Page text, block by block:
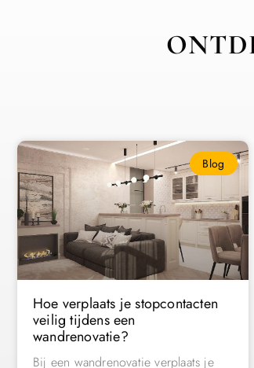
Blog
Hoe verplaats je stopcontacten
veilig tijdens een
wandrenovatie?
Bij een wandrenovatie verplaats je